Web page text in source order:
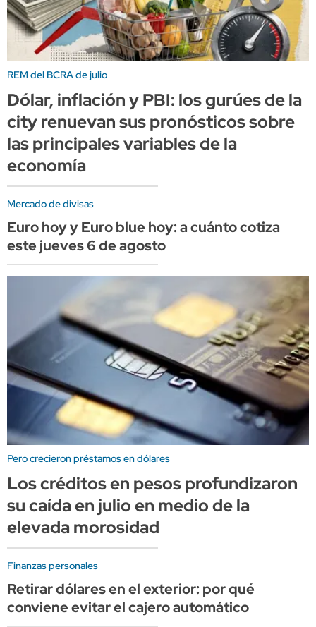
REM del BCRA de julio
Dólar, inflación y PBI: los gurúes de la
city renuevan sus pronósticos sobre
las principales variables de la
economía
Mercado de divisas
Euro hoy y Euro blue hoy: a cuánto cotiza
este jueves 6 de agosto
Pero crecieron préstamos en dólares
Los créditos en pesos profundizaron
su caída en julio en medio de la
elevada morosidad
Finanzas personales
Retirar dólares en el exterior: por qué
conviene evitar el cajero automático